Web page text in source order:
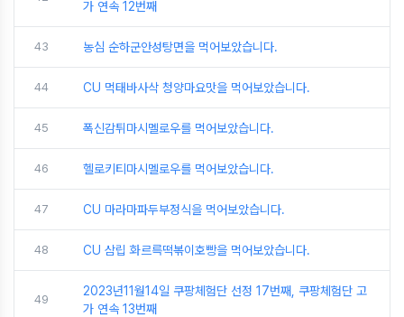
가 연속 12번째
43 농심 순하군안성탕면을 먹어보았습니다.
44 CU 먹태바사삭 청양마요맛을 먹어보았습니다.
45 폭신감튀마시멜로우를 먹어보았습니다.
46 헬로키티마시멜로우를 먹어보았습니다.
47 CU 마라마파두부정식을 먹어보았습니다.
48 CU 삼립 화르륵떡볶이호빵을 먹어보았습니다.
49
2023년11월14일 쿠팡체험단 선정 17번째, 쿠팡체험단 고
가 연속 13번째